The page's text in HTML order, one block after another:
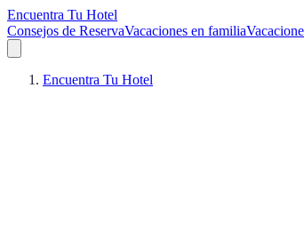
Encuentra Tu Hotel
Consejos de ReservaVacaciones en familia
Encuentra Tu Hotel